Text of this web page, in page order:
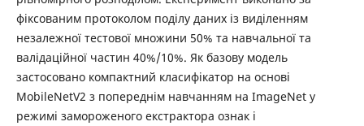
фіксованим протоколом поділу даних із виділенням
незалежної тестової множини 50% та навчальної та
валідаційної частин 40%/10%. Як базову модель
застосовано компактний класифікатор на основі
MobileNetV2 з попереднім навчанням на ImageNet у
режимі замороженого екстрактора ознак і